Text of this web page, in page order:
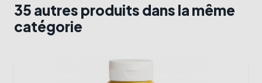
35 autres produits dans la même
catégorie